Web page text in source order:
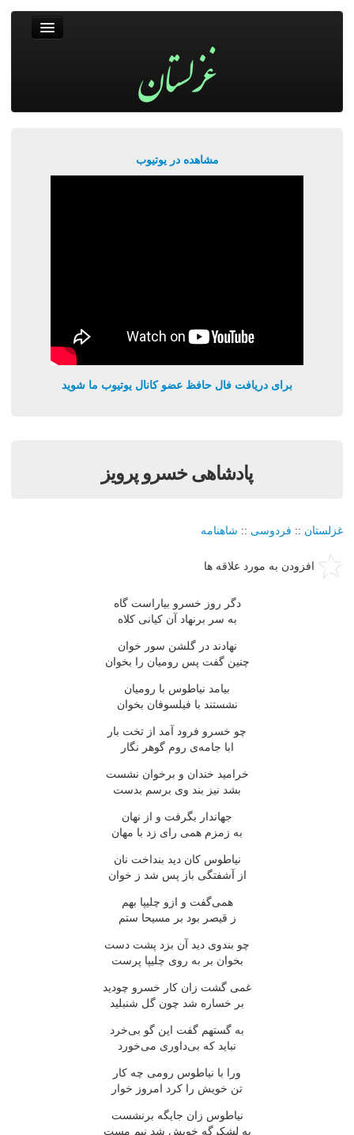
مشاهده در یوتیوب
برای دریافت فال حافظ عضو کانال یوتیوب ما شوید
پادشاهی خسرو پرویز
غزلستان :: فردوسی :: شاهنامه
افزودن به مورد علاقه ها
دگر روز خسرو بیاراست گاه
به سر برنهاد آن کیانی کلاه
نهادند در گلشن سور خوان
چنین گفت پس رومیان را بخوان
بیامد نیاطوس با رومیان
نشستند با فیلسوفان بخوان
چو خسرو فرود آمد از تخت بار
ابا جامه‌ی روم گوهر نگار
خرامید خندان و برخوان نشست
بشد نیز بند وی برسم بدست
جهاندار بگرفت و از نهان
به زمزم همی رای زد با مهان
نیاطوس کان دید بنداخت نان
از آشفتگی باز پس شد ز خوان
همی‌گفت و ازو چلیپا بهم
ز قیصر بود بر مسیحا ستم
چو بندوی دید آن بزد پشت دست
بخوان بر به روی چلیپا پرست
غمی گشت زان کار خسرو چودید
بر خساره شد چون گل شنبلید
به گستهم گفت این گو بی‌خرد
نباید که بی‌داوری می‌خورد
ورا با نیاطوس رومی چه کار
تن خویش را کرد امروز خوار
نیاطوس زان جایگه برنشست
به لشکرگه خویش شد نیم مست